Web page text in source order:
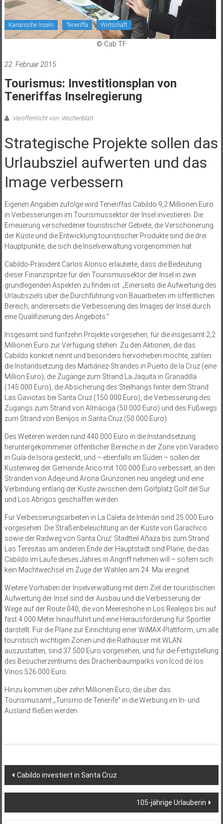
Kanarische Inseln Teneriffa Wirtschaft
© Cab.TF
22. Februar 2015
Tourismus: Investitionsplan von
Teneriffas Inselregierung
Veröffentlicht von: Wochenblatt
Strategische Projekte sollen das
Urlaubsziel aufwerten und das
Image verbessern
Eigenen Angaben zufolge wird Teneriffas Cabildo 9,2 Millionen Euro
in Verbesserungen im Tourismussektor der Insel investieren. Die
Erneuerung verschiedener touristischer Gebiete, die Verschönerung
der Küste und die Entwicklung touristischer Produkte sind die drei
Hauptpunkte, die sich die Inselverwaltung vorgenommen hat.
Cabildo-Präsident Carlos Alonso erläuterte, dass die Bedeutung
dieser Finanzspritze für den Tourismussektor der Insel in zwei
grundlegenden Aspekten zu finden ist: „Einerseits die Aufwertung des
Urlaubsziels über die Durchführung von Bauarbeiten im öffentlichen
Bereich, andererseits die Verbesserung des Images der Insel durch
eine Qualifizierung des Angebots.“
Insgesamt sind fünfzehn Projekte vorgesehen, für die insgesamt 2,2
Millionen Euro zur Verfügung stehen. Zu den Aktionen, die das
Cabildo konkret nennt und besonders hervorheben möchte, zählen
die Instandsetzung des Martiánez-Strandes in Puerto de la Cruz (eine
Million Euro), die Zugänge zum Strand La Jaquita in Granadilla
(145.000 Euro), die Absicherung des Steilhangs hinter dem Strand
Las Gaviotas bei Santa Cruz (150.000 Euro), die Verbesserung des
Zugangs zum Strand von Almáciga (50.000 Euro) und des Fußwegs
zum Strand von Benijos in Santa Cruz (50.000 Euro).
Des Weiteren werden rund 440.000 Euro in die Instandsetzung
heruntergekommener öffentlicher Bereiche in der Zone von Varadero
in Guía de Isora gesteckt, und – ebenfalls im Süden – sollen der
Küstenweg der Gemeinde Arico mit 100.000 Euro verbessert, an den
Stränden von Adeje und Arona Grünzonen neu angelegt und eine
Verbindung entlang der Küste zwischen dem Golfplatz Golf del Sur
und Los Abrigos geschaffen werden.
Für Verbesserungsarbeiten in La Caleta de Interián sind 25.000 Euro
vorgesehen. Die Straßenbeleuchtung an der Küste von Garachico
sowie der Radweg von Santa Cruz’ Stadtteil Añaza bis zum Strand
Las Teresitas am anderen Ende der Hauptstadt sind Pläne, die das
Cabildo im Laufe dieses Jahres in Angriff nehmen will – sofern sich
kein Machtwechsel im Zuge der Wahlen am 24. Mai ereignet.
Weitere Vorhaben der Inselverwaltung mit dem Ziel der touristischen
Aufwertung der Insel sind der Ausbau und die Verbesserung der
Wege auf der Route 040, die von Meereshöhe in Los Realejos bis auf
fast 4.000 Meter hinaufführt und eine Herausforderung für Sportler
darstellt. Für die Pläne zur Einrichtung einer WiMAX-Plattform, um alle
touristisch wichtigen Zonen und die Rathäuser mit WLAN
auszustatten, sind 37.500 Euro vorgesehen, und für die Fertigstellung
des Besucherzentrums des Drachenbaumparks von Icod de los
Vinos 526.000 Euro.
Hinzu kommen über zehn Millionen Euro, die über das
Tourismusamt „Turismo de Tenerife“ in die Werbung im In- und
Ausland fließen werden.
Beitragsnavigation
Cabildo investiert in Santa Cruz
105-jährige Urlauberin